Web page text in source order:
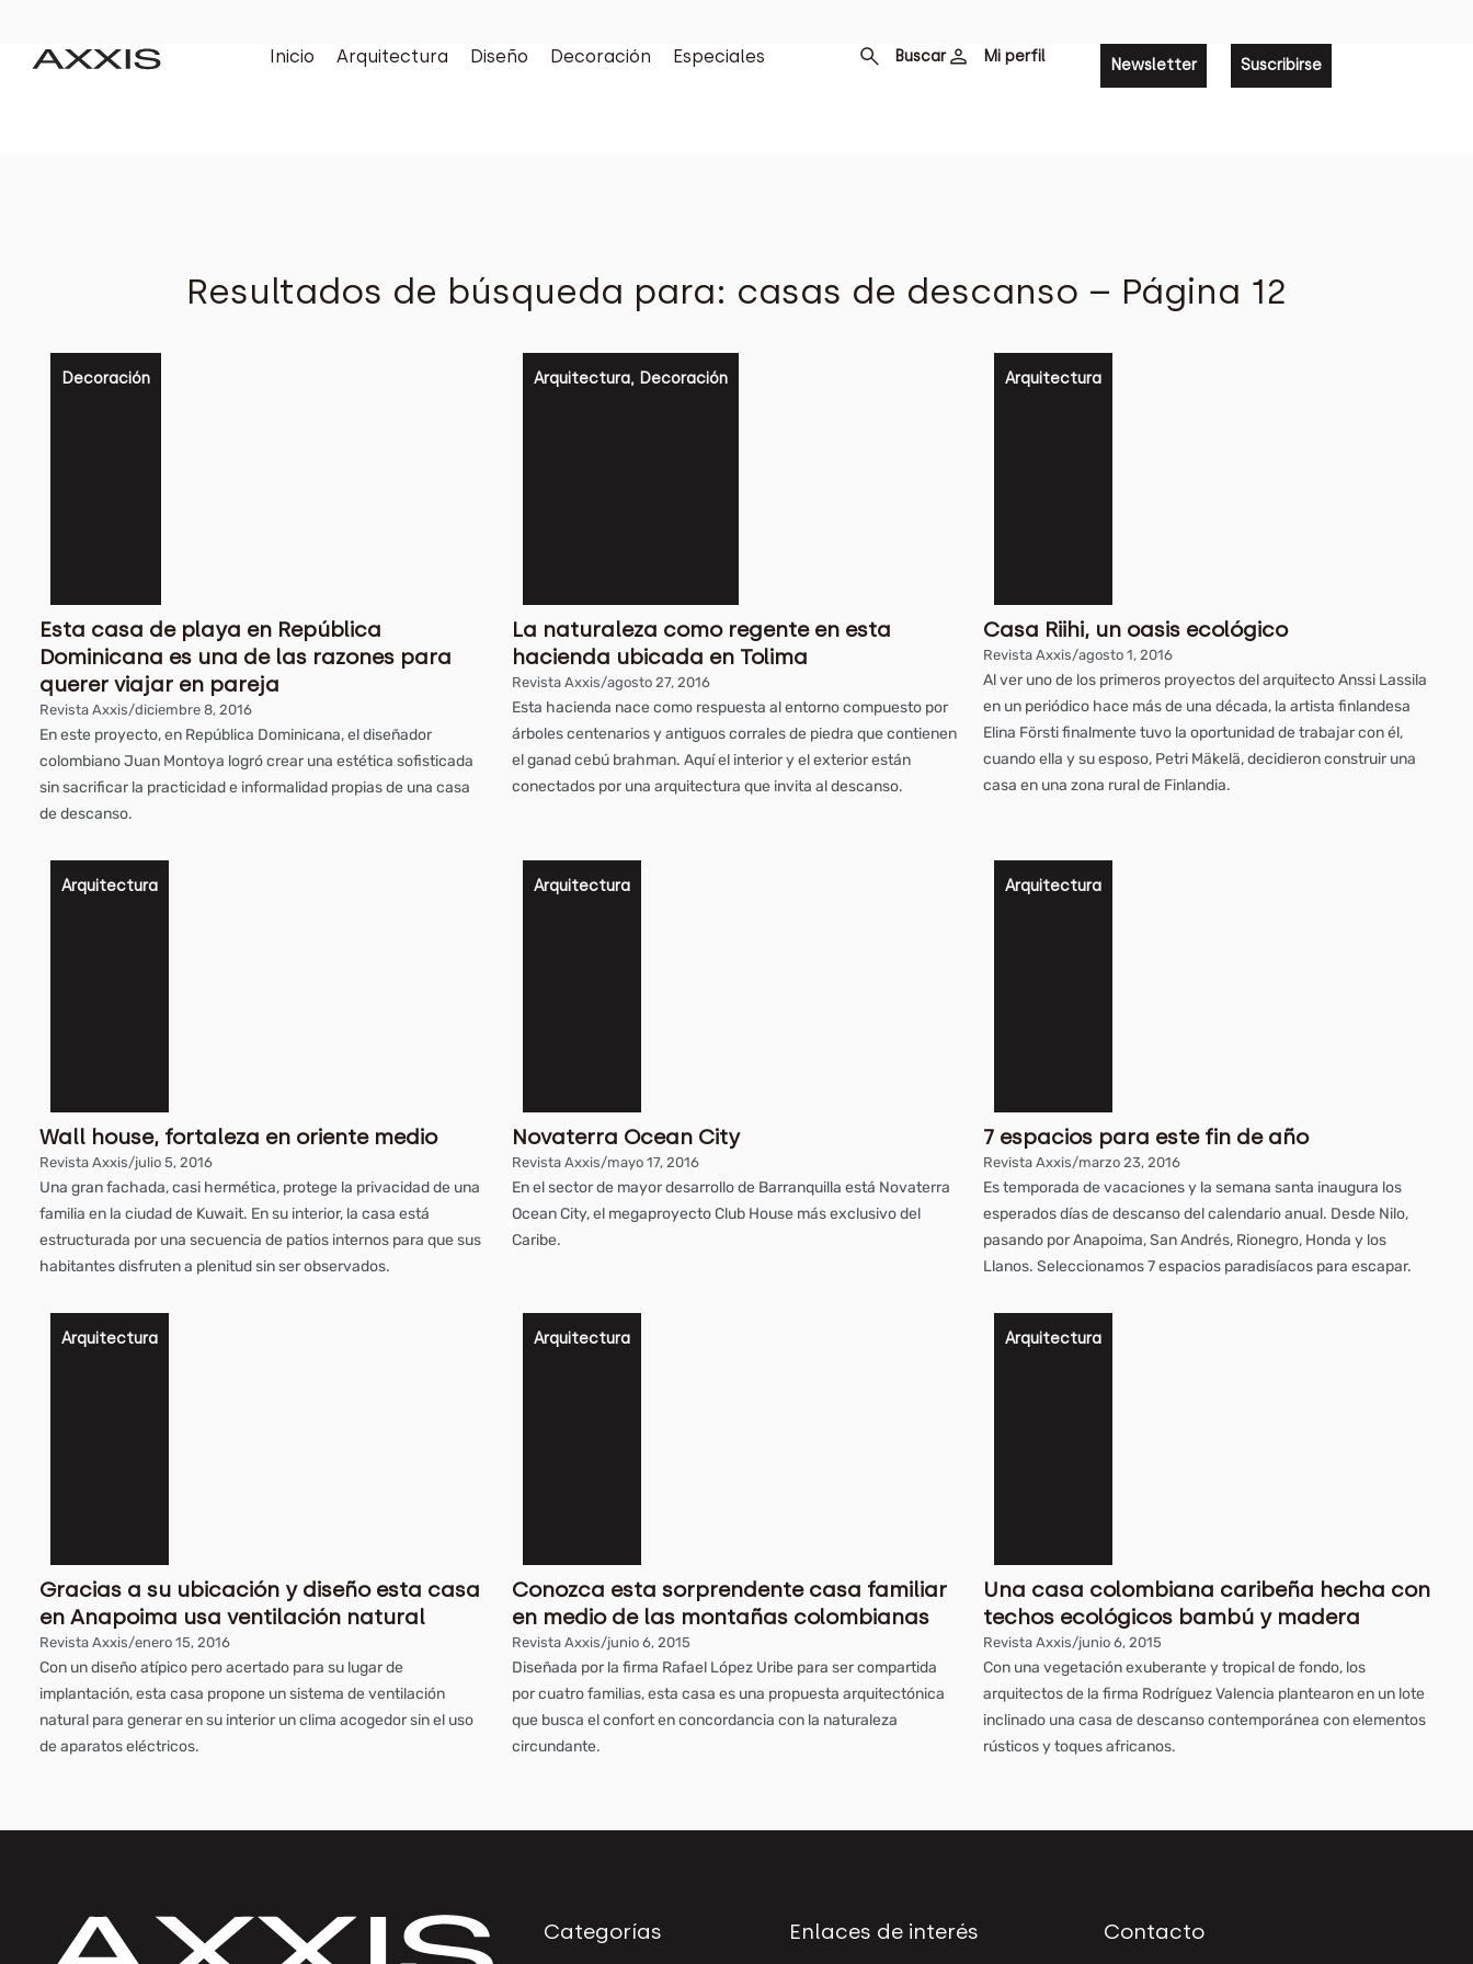
Inicio Arquitectura Diseño Decoración Especiales Buscar Mi perfil Newsletter Suscribirse
Resultados de búsqueda para: casas de descanso – Página 12
Decoración
Esta casa de playa en República
Dominicana es una de las razones para
querer viajar en pareja
Revista Axxis/diciembre 8, 2016
En este proyecto, en República Dominicana, el diseñador
colombiano Juan Montoya logró crear una estética sofisticada
sin sacrificar la practicidad e informalidad propias de una casa
de descanso.
Arquitectura, Decoración
La naturaleza como regente en esta
hacienda ubicada en Tolima
Revista Axxis/agosto 27, 2016
Esta hacienda nace como respuesta al entorno compuesto por
árboles centenarios y antiguos corrales de piedra que contienen
el ganad cebú brahman. Aquí el interior y el exterior están
conectados por una arquitectura que invita al descanso.
Arquitectura
Casa Riihi, un oasis ecológico
Revista Axxis/agosto 1, 2016
Al ver uno de los primeros proyectos del arquitecto Anssi Lassila
en un periódico hace más de una década, la artista finlandesa
Elina Försti finalmente tuvo la oportunidad de trabajar con él,
cuando ella y su esposo, Petri Mäkelä, decidieron construir una
casa en una zona rural de Finlandia.
Arquitectura
Wall house, fortaleza en oriente medio
Revista Axxis/julio 5, 2016
Una gran fachada, casi hermética, protege la privacidad de una
familia en la ciudad de Kuwait. En su interior, la casa está
estructurada por una secuencia de patios internos para que sus
habitantes disfruten a plenitud sin ser observados.
Arquitectura
Novaterra Ocean City
Revista Axxis/mayo 17, 2016
En el sector de mayor desarrollo de Barranquilla está Novaterra
Ocean City, el megaproyecto Club House más exclusivo del
Caribe.
Arquitectura
7 espacios para este fin de año
Revista Axxis/marzo 23, 2016
Es temporada de vacaciones y la semana santa inaugura los
esperados días de descanso del calendario anual. Desde Nilo,
pasando por Anapoima, San Andrés, Rionegro, Honda y los
Llanos. Seleccionamos 7 espacios paradisíacos para escapar.
Arquitectura
Gracias a su ubicación y diseño esta casa
en Anapoima usa ventilación natural
Revista Axxis/enero 15, 2016
Con un diseño atípico pero acertado para su lugar de
implantación, esta casa propone un sistema de ventilación
natural para generar en su interior un clima acogedor sin el uso
de aparatos eléctricos.
Arquitectura
Conozca esta sorprendente casa familiar
en medio de las montañas colombianas
Revista Axxis/junio 6, 2015
Diseñada por la firma Rafael López Uribe para ser compartida
por cuatro familias, esta casa es una propuesta arquitectónica
que busca el confort en concordancia con la naturaleza
circundante.
Arquitectura
Una casa colombiana caribeña hecha con
techos ecológicos bambú y madera
Revista Axxis/junio 6, 2015
Con una vegetación exuberante y tropical de fondo, los
arquitectos de la firma Rodríguez Valencia plantearon en un lote
inclinado una casa de descanso contemporánea con elementos
rústicos y toques africanos.
Categorías Enlaces de interés Contacto